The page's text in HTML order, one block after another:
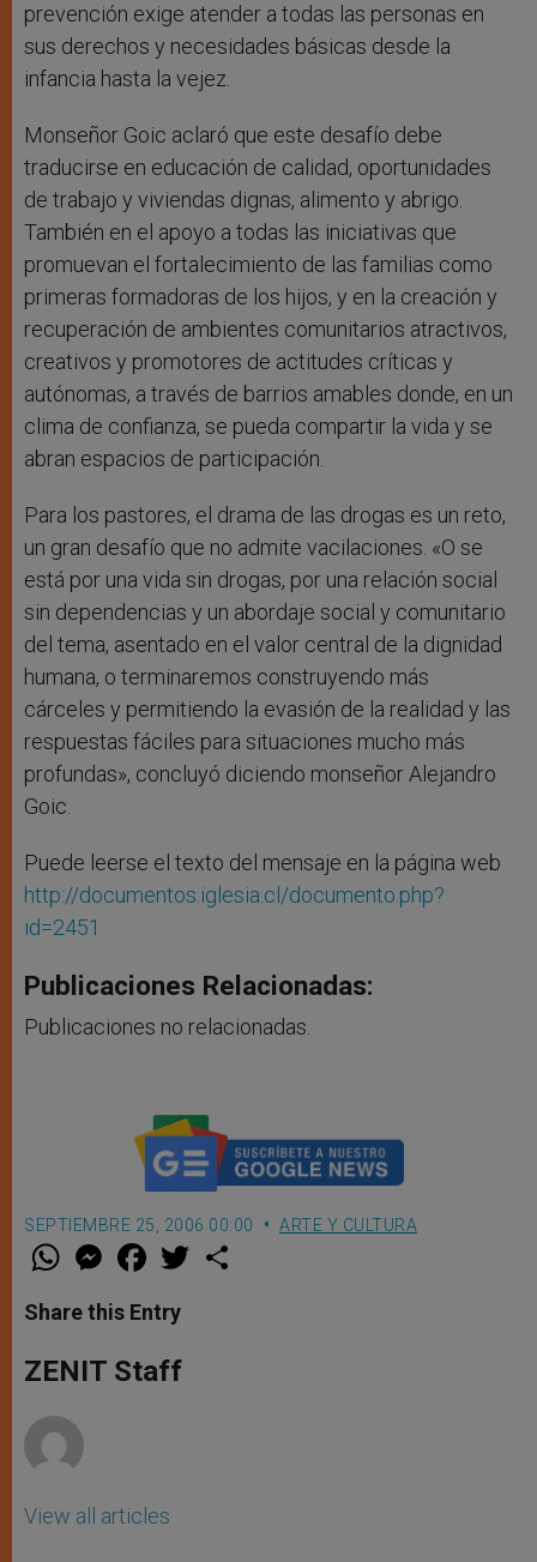
prevención exige atender a todas las personas en
sus derechos y necesidades básicas desde la
infancia hasta la vejez.
Monseñor Goic aclaró que este desafío debe
traducirse en educación de calidad, oportunidades
de trabajo y viviendas dignas, alimento y abrigo.
También en el apoyo a todas las iniciativas que
promuevan el fortalecimiento de las familias como
primeras formadoras de los hijos, y en la creación y
recuperación de ambientes comunitarios atractivos,
creativos y promotores de actitudes críticas y
autónomas, a través de barrios amables donde, en un
clima de confianza, se pueda compartir la vida y se
abran espacios de participación.
Para los pastores, el drama de las drogas es un reto,
un gran desafío que no admite vacilaciones. «O se
está por una vida sin drogas, por una relación social
sin dependencias y un abordaje social y comunitario
del tema, asentado en el valor central de la dignidad
humana, o terminaremos construyendo más
cárceles y permitiendo la evasión de la realidad y las
respuestas fáciles para situaciones mucho más
profundas», concluyó diciendo monseñor Alejandro
Goic.
Puede leerse el texto del mensaje en la página web
http://documentos.iglesia.cl/documento.php?
id=2451
Publicaciones Relacionadas:
Publicaciones no relacionadas.
SEPTIEMBRE 25, 2006 00:00 ARTE Y CULTURA
W
t
s
p
p
M
e
s
e
g
e
F
a
e
b
o
k
w
Share this Entry
ZENIT Staff
View all articles